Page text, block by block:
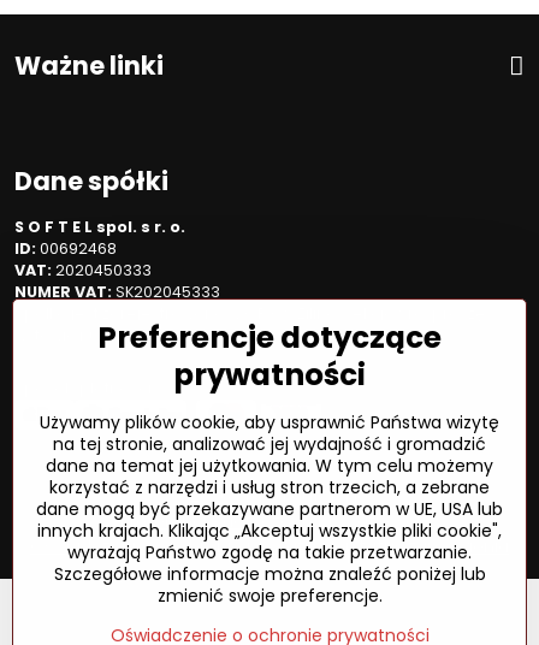
Ważne linki
Dane spółki
S O F T E L spol. s r. o.
ID: 00692468
VAT: 2020450333
NUMER VAT: SK202045333
wstawić numer: 6/L
©2026 Prawa autorskie
Preferencje dotyczące prywatności
Oświadczenie o ochronie prywatności Status zamówienia
Preferencje dotyczące
prywatności
Używamy plików cookie, aby usprawnić Państwa wizytę
na tej stronie, analizować jej wydajność i gromadzić
dane na temat jej użytkowania. W tym celu możemy
korzystać z narzędzi i usług stron trzecich, a zebrane
dane mogą być przekazywane partnerom w UE, USA lub
innych krajach. Klikając „Akceptuj wszystkie pliki cookie",
wyrażają Państwo zgodę na takie przetwarzanie.
Szczegółowe informacje można znaleźć poniżej lub
zmienić swoje preferencje.
Oświadczenie o ochronie prywatności